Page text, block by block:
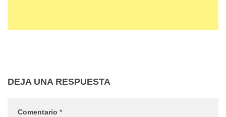
DEJA UNA RESPUESTA
Comentario *